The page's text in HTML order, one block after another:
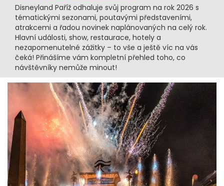
Disneyland Paříž odhaluje svůj program na rok 2026 s
tématickými sezonami, poutavými představeními,
atrakcemi a řadou novinek naplánovaných na celý rok.
Hlavní události, show, restaurace, hotely a
nezapomenutelné zážitky – to vše a ještě víc na vás
čeká! Přinášíme vám kompletní přehled toho, co
návštěvníky nemůže minout!